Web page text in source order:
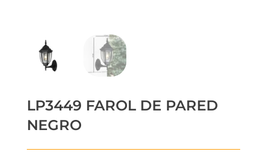
LP3449 FAROL DE PARED
NEGRO